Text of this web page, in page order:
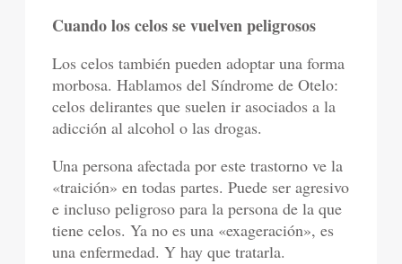
Cuando los celos se vuelven peligrosos
Los celos también pueden adoptar una forma
morbosa. Hablamos del Síndrome de Otelo:
celos delirantes que suelen ir asociados a la
adicción al alcohol o las drogas.
Una persona afectada por este trastorno ve la
«traición» en todas partes. Puede ser agresivo
e incluso peligroso para la persona de la que
tiene celos. Ya no es una «exageración», es
una enfermedad. Y hay que tratarla.